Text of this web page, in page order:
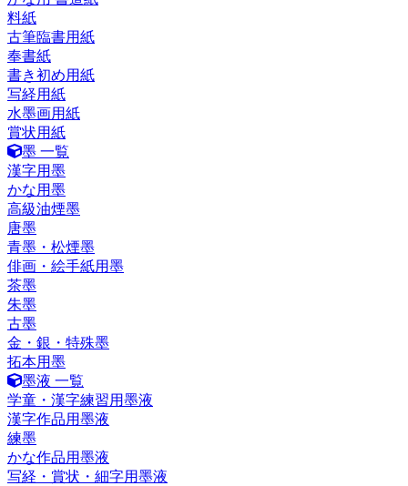
料紙
古筆臨書用紙
奉書紙
書き初め用紙
写経用紙
水墨画用紙
賞状用紙
墨 一覧
漢字用墨
かな用墨
高級油煙墨
唐墨
青墨・松煙墨
俳画・絵手紙用墨
茶墨
朱墨
古墨
金・銀・特殊墨
拓本用墨
墨液 一覧
学童・漢字練習用墨液
漢字作品用墨液
練墨
かな作品用墨液
写経・賞状・細字用墨液